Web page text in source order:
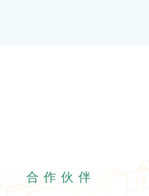
合作伙伴